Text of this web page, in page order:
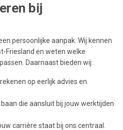
bij
persoonlijke aanpak. Wij kennen
Friesland en weten welke
Daarnaast bieden wij:
op eerlijk advies en
baan die aansluit bij jouw werktijden
carrière staat bij ons centraal.